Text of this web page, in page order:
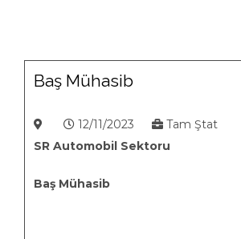
Baş Mühasib
12/11/2023
Tam Ştat
SR Automobil Sektoru
Baş Mühasib